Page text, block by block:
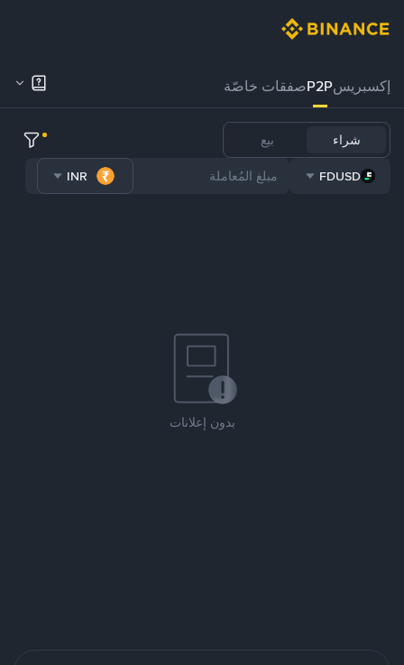
إكسبريسP2Pصفقات خاصّة
شراء بيع
FDUSD
INR
بدون إعلانات